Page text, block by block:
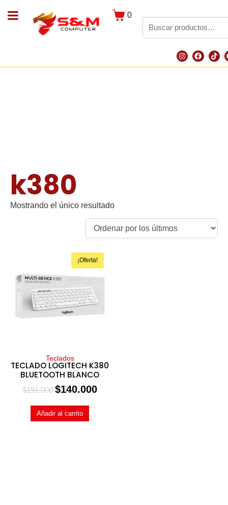
0
k380
Mostrando el único resultado
¡Oferta!
Teclados
TECLADO LOGITECH K380
BLUETOOTH BLANCO
$191.000 $140.000
Añadir al carrito